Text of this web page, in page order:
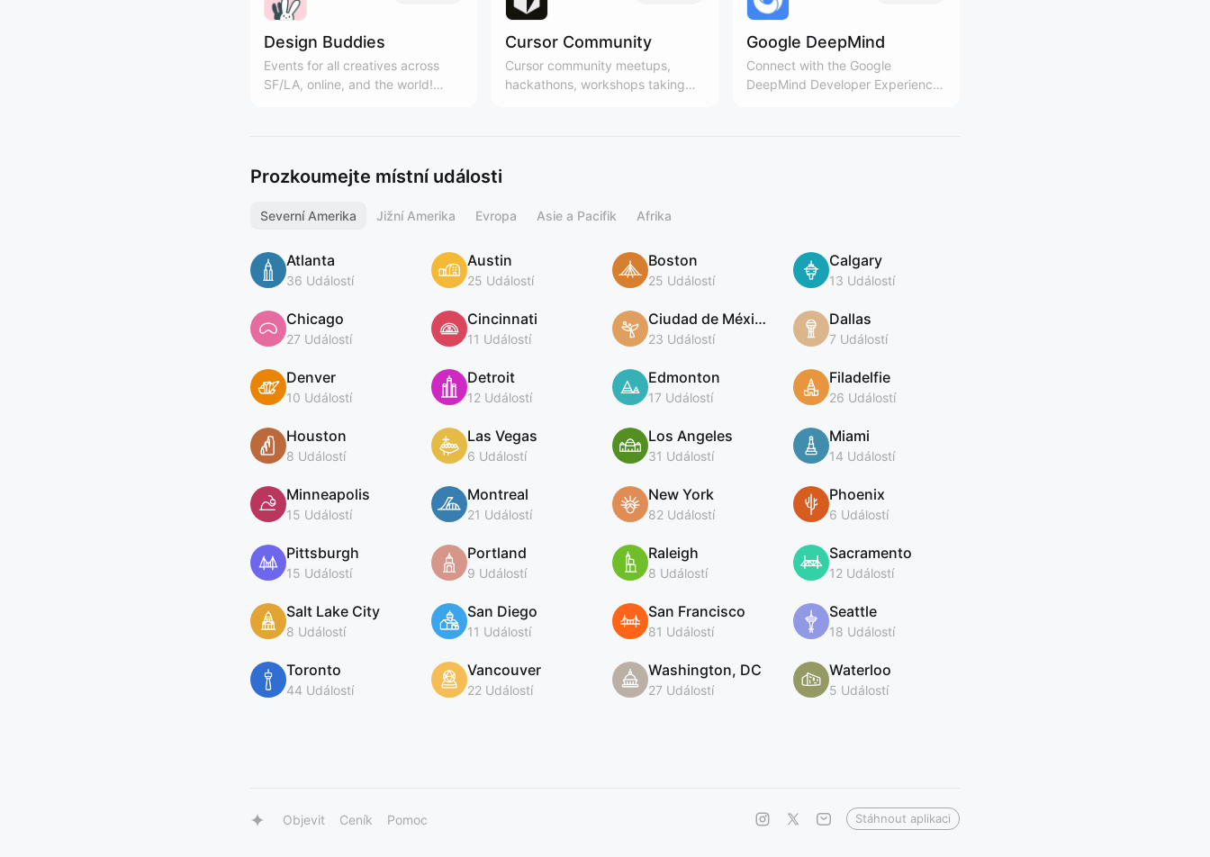
Design Buddies
Events for all creatives across
SF/LA, online, and the world!
Cursor Community
Cursor community meetups,
hackathons, workshops taking
Google DeepMind
Connect with the Google
DeepMind Developer Experience
Prozkoumejte místní události
Severní Amerika Jižní Amerika Evropa Asie a Pacifik Afrika
Atlanta
36 Událostí
Austin
25 Událostí
Boston
25 Událostí
Calgary
13 Událostí
Chicago
27 Událostí
Cincinnati
11 Událostí
Ciudad de México
23 Událostí
Dallas
7 Událostí
Denver
10 Událostí
Detroit
12 Událostí
Edmonton
17 Událostí
Filadelfie
26 Událostí
Houston
8 Událostí
Las Vegas
6 Událostí
Los Angeles
31 Událostí
Miami
14 Událostí
Minneapolis
15 Událostí
Montreal
21 Událostí
New York
82 Událostí
Phoenix
6 Událostí
Pittsburgh
15 Událostí
Portland
9 Událostí
Raleigh
8 Událostí
Sacramento
12 Událostí
Salt Lake City
8 Událostí
San Diego
11 Událostí
San Francisco
81 Událostí
Seattle
18 Událostí
Toronto
44 Událostí
Vancouver
22 Událostí
Washington, DC
27 Událostí
Waterloo
5 Událostí
Objevit Ceník Pomoc Stáhnout aplikaci